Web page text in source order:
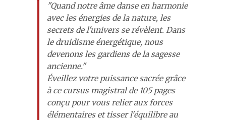
"Quand notre âme danse en harmonie
avec les énergies de la nature, les
secrets de l'univers se révèlent. Dans
le druidisme énergétique, nous
devenons les gardiens de la sagesse
ancienne."
Éveillez votre puissance sacrée grâce
à ce cursus magistral de 105 pages
conçu pour vous relier aux forces
élémentaires et tisser l'équilibre au